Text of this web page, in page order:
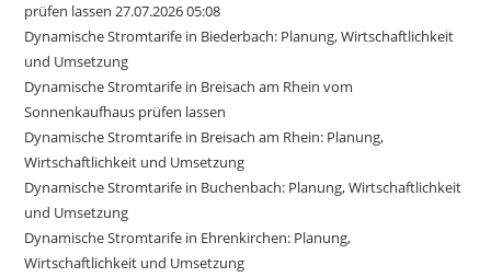
prüfen lassen 27.07.2026 05:08
Dynamische Stromtarife in Biederbach: Planung, Wirtschaftlichkeit
und Umsetzung
Dynamische Stromtarife in Breisach am Rhein vom
Sonnenkaufhaus prüfen lassen
Dynamische Stromtarife in Breisach am Rhein: Planung,
Wirtschaftlichkeit und Umsetzung
Dynamische Stromtarife in Buchenbach: Planung, Wirtschaftlichkeit
und Umsetzung
Dynamische Stromtarife in Ehrenkirchen: Planung,
Wirtschaftlichkeit und Umsetzung